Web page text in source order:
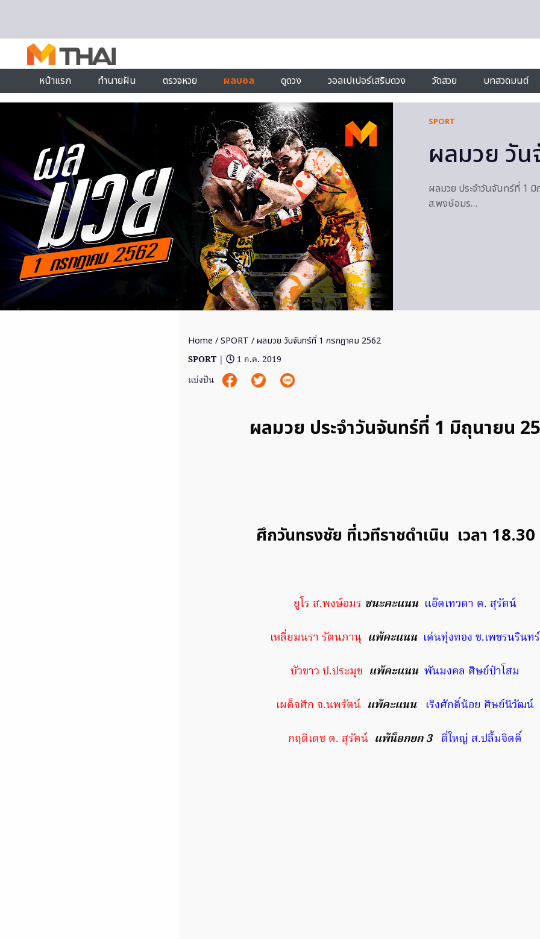
หน้าแรก
ทำนายฝัน ตรวจหวย ผลบอล ดูดวง วอลเปเปอร์เสริมดวง วัดสวย บทสวดมนต์
SPORT
ผลมวย วั
ผลมวย ประจำวันจันทร์ที่ 1
ส.พงษ์อมร…
Home /SPORT / ผลมวย วันจันทร์ที่ 1 กรกฎาคม 2562
SPORT |
1 ก.ค. 2019
แบ่งปัน
ผลมวย ประจำวันจันทร์ที่ 1 มิถุนายน
ศึกวันทรงชัย ที่เวทีราชดำเนิน เวลา
ยูโร ส.พงษ์อมร ชนะคะแนน แอ๊ดเทวดา ต. สุรัตน์
เหลี่ยมนรา รัตนภานุ แพ้คะแนน เด่นทุ่งทอง ช.เพชรนรินทร์
บัวขาว ป.ประมุข แพ้คะแนน พันมงคล ศิษย์ป๋าโสม
เผด็จศึก จ.นพรัตน์ แพ้คะแนน เริงศักดิ์น้อย ศิษย์นิวัฒน์
กฤติเดช ต. สุรัตน์ แพ้น็อกยก 3 ตี๋ใหญ่ ส.ปลื้มจิตติ์